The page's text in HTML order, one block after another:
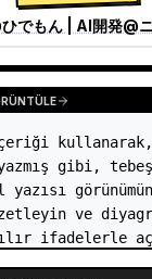
ひでもん | AI開発@ニュース発信
gibi,
ve
ifadelerle